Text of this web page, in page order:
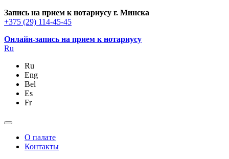
Запись на прием к нотариусу г. Минска
+375 (29) 114-45-45
Онлайн-запись на прием к нотариусу
Ru
Ru
Eng
Bel
Es
Fr
О палате
Контакты